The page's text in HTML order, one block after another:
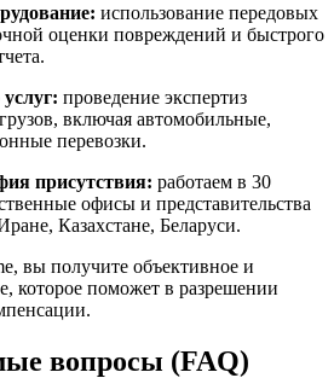
использование передовых
оценки повреждений и быстрого
проведение экспертиз
включая автомобильные,
перевозки.
присутствия: работаем в 30
офисы и представительства
Казахстане, Беларуси.
вы получите объективное и
которое поможет в разрешении
вопросы (FAQ)